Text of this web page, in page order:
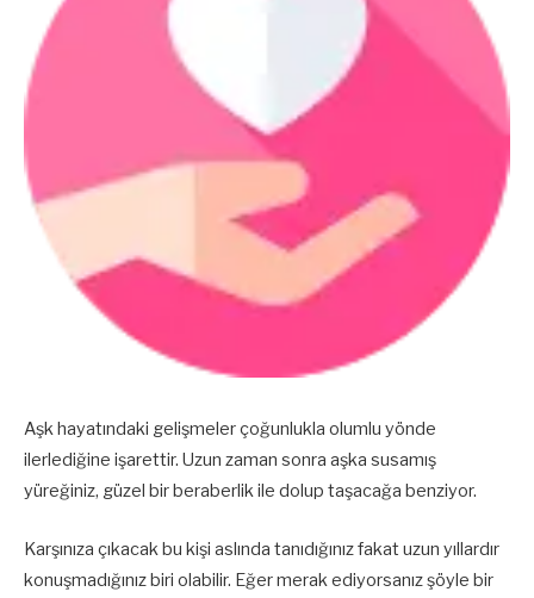
Aşk hayatındaki gelişmeler çoğunlukla olumlu yönde
ilerlediğine işarettir. Uzun zaman sonra aşka susamış
yüreğiniz, güzel bir beraberlik ile dolup taşacağa benziyor.
Karşınıza çıkacak bu kişi aslında tanıdığınız fakat uzun yıllardır
konuşmadığınız biri olabilir. Eğer merak ediyorsanız şöyle bir